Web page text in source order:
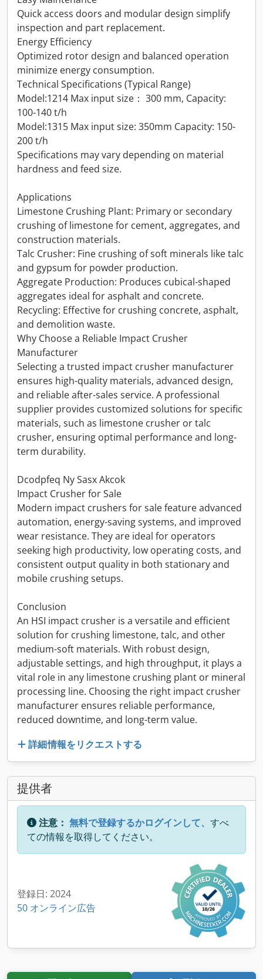
Quick access doors and modular design simplify
inspection and part replacement.
Energy Efficiency
Optimized rotor design and balanced operation
minimize energy consumption.
Technical Specifications (Typical Range)
Model:1214 Max input size： 300 mm, Capacity:
100-140 t/h
Model:1315 Max input size: 350mm Capacity: 150-
200 t/h
Specifications may vary depending on material
hardness and feed size.
Applications
Limestone Crushing Plant: Primary or secondary
crushing of limestone for cement, aggregates, and
construction materials.
Talc Crusher: Fine crushing of soft minerals like talc
and gypsum for powder production.
Aggregate Production: Produces cubical-shaped
aggregates ideal for asphalt and concrete.
Recycling: Effective for crushing concrete, asphalt,
and demolition waste.
Why Choose a Reliable Impact Crusher
Manufacturer
Selecting a trusted impact crusher manufacturer
ensures high-quality materials, advanced design,
and reliable after-sales service. A professional
supplier provides customized solutions for specific
materials, such as limestone crusher or talc
crusher, ensuring optimal performance and long-
term durability.
Dcodpfeq Ny Sasx Akcok
Impact Crusher for Sale
Modern impact crushers for sale feature advanced
automation, energy-saving systems, and improved
wear resistance. They are ideal for operators
seeking high productivity, low operating costs, and
consistent output quality in both stationary and
mobile crushing setups.
Conclusion
An HSI impact crusher is a versatile and efficient
solution for crushing limestone, talc, and other
medium-soft materials. With robust design,
adjustable settings, and high throughput, it plays a
vital role in any limestone crushing plant or mineral
processing line. Choosing the right impact crusher
manufacturer ensures reliable performance,
reduced downtime, and long-term value.
詳細情報をリクエストする
提供者
注意： 無料で登録するかログインして、 すべ
ての情報を取得してください。
登録日: 2024
50 オンライン広告